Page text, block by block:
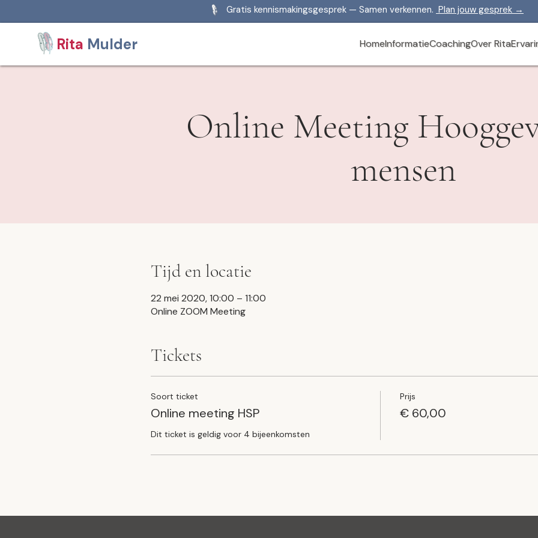
Gratis kennismakingsgesprek — Samen verkennen. Plan jouw gesprek →
Rita Mulder HomeInformatieCoachingOver Rita
Online Meeting
mensen
Tijd en locatie
22 mei 2020, 10:00 – 11:00
Online ZOOM Meeting
Tickets
Soort ticket
Online meeting HSP
Dit ticket is geldig voor 4 bijeenkomsten
Prijs
€ 60,00